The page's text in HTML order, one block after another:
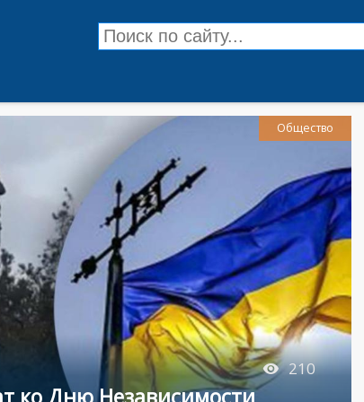
210
Общество